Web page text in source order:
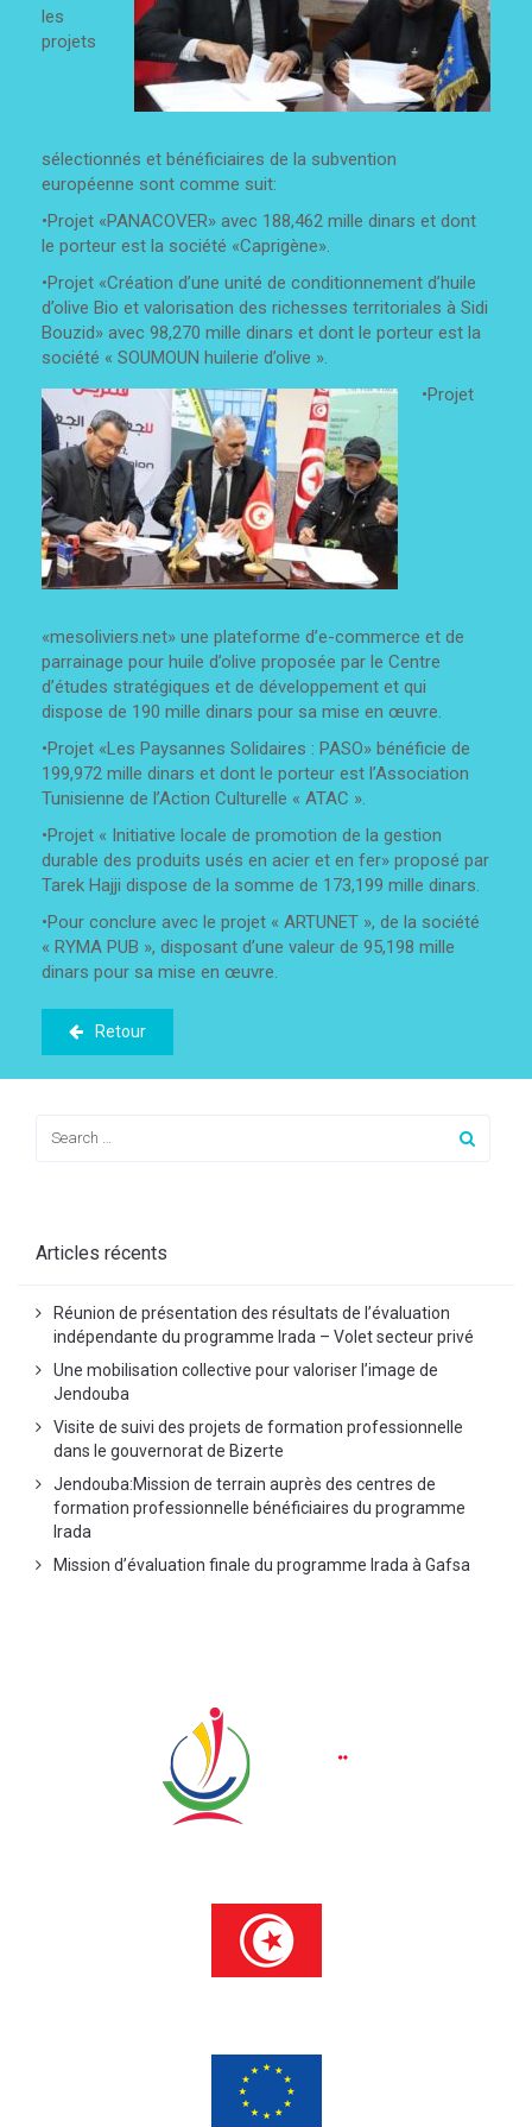
les
projets
sélectionnés et bénéficiaires de la subvention
européenne sont comme suit:
•Projet «PANACOVER» avec 188,462 mille dinars et dont
le porteur est la société «Caprigène».
•Projet «Création d’une unité de conditionnement d’huile
d’olive Bio et valorisation des richesses territoriales à Sidi
Bouzid» avec 98,270 mille dinars et dont le porteur est la
société « SOUMOUN huilerie d’olive ».
•Projet
«mesoliviers.net» une plateforme d’e-commerce et de
parrainage pour huile d’olive proposée par le Centre
d’études stratégiques et de développement et qui
dispose de 190 mille dinars pour sa mise en œuvre.
•Projet «Les Paysannes Solidaires : PASO» bénéficie de
199,972 mille dinars et dont le porteur est l’Association
Tunisienne de l’Action Culturelle « ATAC ».
•Projet « Initiative locale de promotion de la gestion
durable des produits usés en acier et en fer» proposé par
Tarek Hajji dispose de la somme de 173,199 mille dinars.
•Pour conclure avec le projet « ARTUNET », de la société
« RYMA PUB », disposant d’une valeur de 95,198 mille
dinars pour sa mise en œuvre.
Retour
Articles récents
Réunion de présentation des résultats de l’évaluation
indépendante du programme Irada – Volet secteur privé
Une mobilisation collective pour valoriser l’image de
Jendouba
Visite de suivi des projets de formation professionnelle
dans le gouvernorat de Bizerte
Jendouba:Mission de terrain auprès des centres de
formation professionnelle bénéficiaires du programme
Irada
Mission d’évaluation finale du programme Irada à Gafsa